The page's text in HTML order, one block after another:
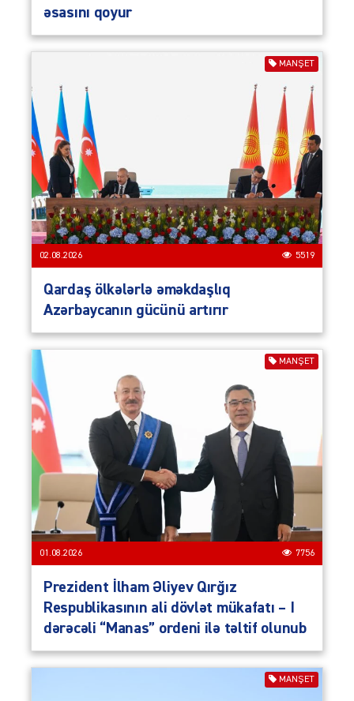
əsasını qoyur
MANŞET
02.08.2026 5519
Qardaş ölkələrlə əməkdaşlıq
Azərbaycanın gücünü artırır
MANŞET
01.08.2026 7756
Prezident İlham Əliyev Qırğız
Respublikasının ali dövlət mükafatı – I
dərəcəli “Manas” ordeni ilə təltif olunub
MANŞET